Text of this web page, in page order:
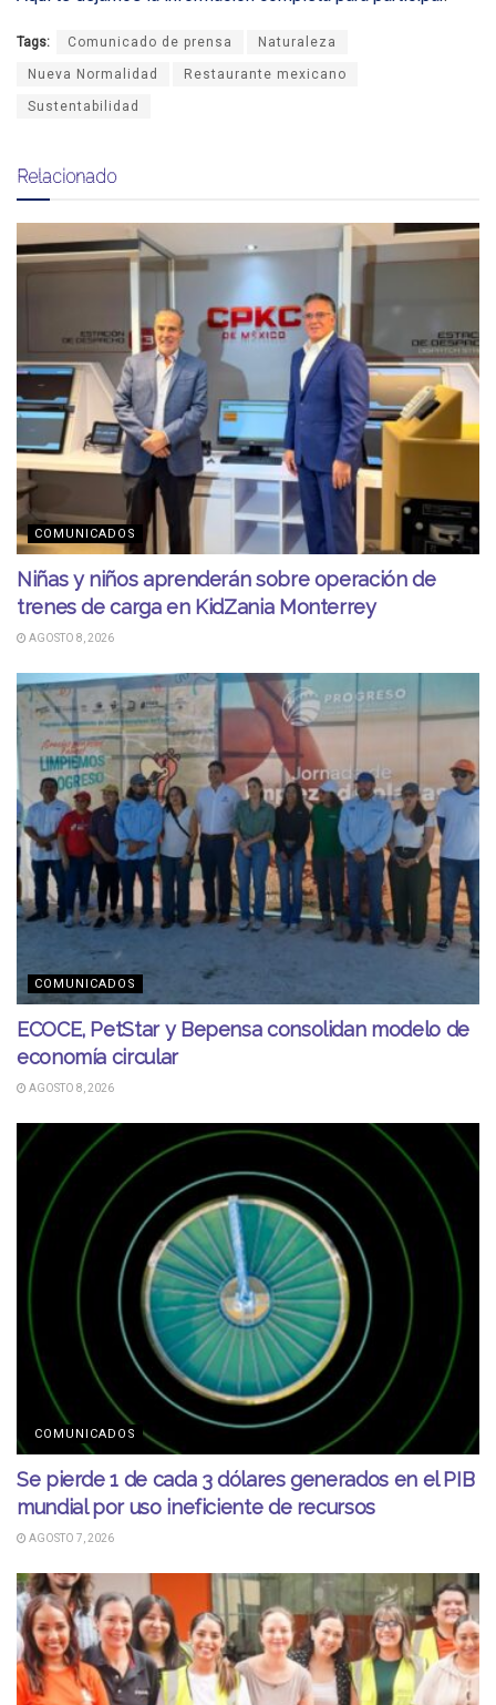
Tags: Comunicado de prensa Naturaleza
Nueva Normalidad Restaurante mexicano
Sustentabilidad
Relacionado
COMUNICADOS
Niñas y niños aprenderán sobre operación de
trenes de carga en KidZania Monterrey
AGOSTO 8, 2026
COMUNICADOS
ECOCE, PetStar y Bepensa consolidan modelo de
economía circular
AGOSTO 8, 2026
COMUNICADOS
Se pierde 1 de cada 3 dólares generados en el PIB
mundial por uso ineficiente de recursos
AGOSTO 7, 2026